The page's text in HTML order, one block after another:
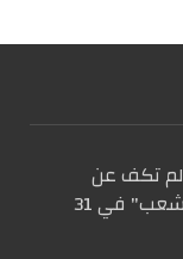
تكف عن
الصدور. عددها الأول صدر باسم "كفاح الشعب" في 31